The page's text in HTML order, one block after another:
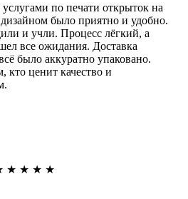
услугами по печати открыток на
дизайном было приятно и удобно.
и учли. Процесс лёгкий, а
все ожидания. Доставка
было аккуратно упаковано.
кто ценит качество и
★ ★ ★ ★